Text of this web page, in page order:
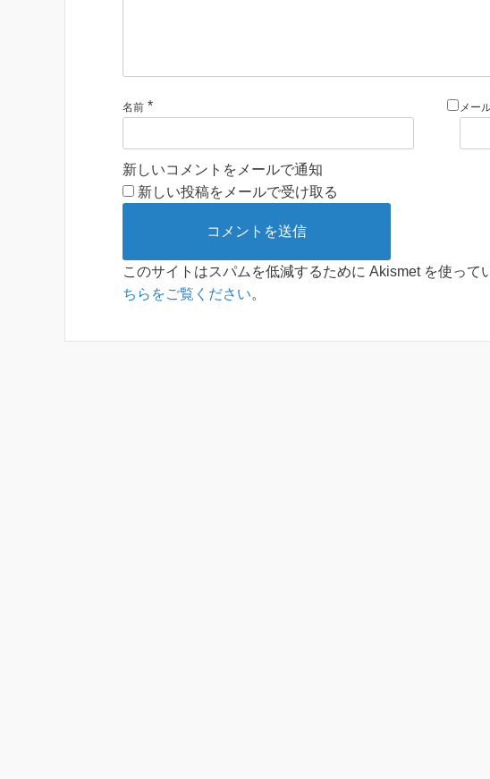
名前 * メー
新しいコメントをメールで通知
新しい投稿をメールで受け取る
このサイトはスパムを低減するために Akismet を使って
ちらをご覧ください。